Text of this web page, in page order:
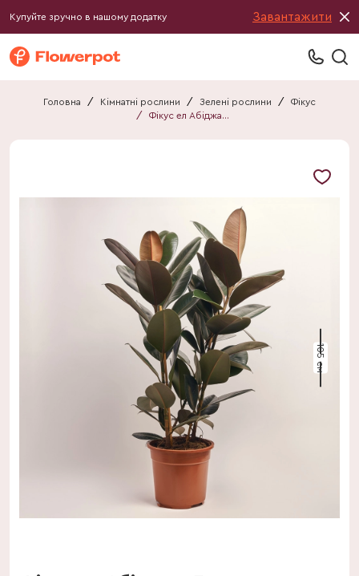
Купуйте зручно в нашому додатку Завантажити
Головна / Кімнатні рослини / Зелені рослини /
Фікус
/
Фікус ел Абіджан 3ст.
105 см